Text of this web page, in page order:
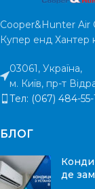
Cooper&Hunter Air
Купер енд Хантер
03061, Україна,
м. Київ, пр-т
Тел: (067) 484-55-
БЛОГ
де